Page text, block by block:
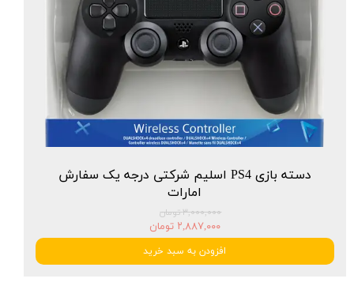
دسته بازی PS4 اسلیم شرکتی درجه یک سفارش
امارات
۳,۰۰۰,۰۰۰ تومان
۲,۸۸۷,۰۰۰ تومان
افزودن به سبد خرید